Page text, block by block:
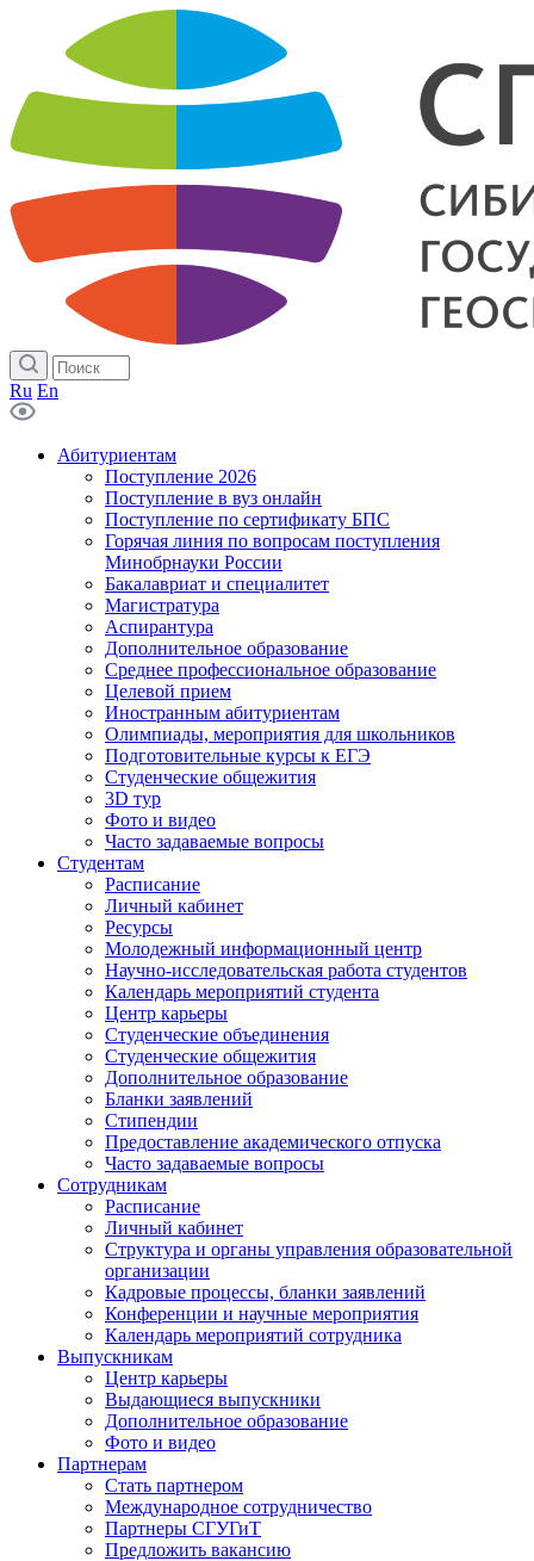
Ru En
Абитуриентам
Поступление 2026
Поступление в вуз онлайн
Поступление по сертификату БПС
Горячая линия по вопросам поступления
Минобрнауки России
Бакалавриат и специалитет
Магистратура
Аспирантура
Дополнительное образование
Среднее профессиональное образование
Целевой прием
Иностранным абитуриентам
Олимпиады, мероприятия для школьников
Подготовительные курсы к ЕГЭ
Студенческие общежития
3D тур
Фото и видео
Часто задаваемые вопросы
Студентам
Расписание
Личный кабинет
Ресурсы
Молодежный информационный центр
Научно-исследовательская работа студентов
Календарь мероприятий студента
Центр карьеры
Студенческие объединения
Студенческие общежития
Дополнительное образование
Бланки заявлений
Стипендии
Предоставление академического отпуска
Часто задаваемые вопросы
Сотрудникам
Расписание
Личный кабинет
Структура и органы управления образовательной
организации
Кадровые процессы, бланки заявлений
Конференции и научные мероприятия
Календарь мероприятий сотрудника
Выпускникам
Центр карьеры
Выдающиеся выпускники
Дополнительное образование
Фото и видео
Партнерам
Стать партнером
Международное сотрудничество
Партнеры СГУГиТ
Предложить вакансию